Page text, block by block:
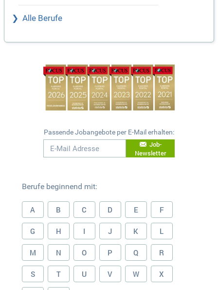
Alle Berufe
Passende Jobangebote per E-Mail erhalten:
Job-
Newsletter
Berufe beginnend mit:
A B C D E F
G H I J K L
M N O P Q R
S T U V W X